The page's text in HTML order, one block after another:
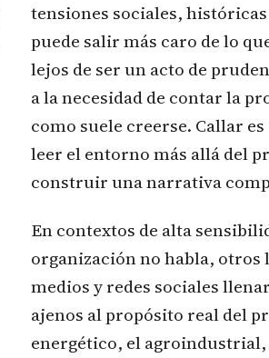
tensiones sociales,
puede salir más caro de lo
lejos de ser un acto de
a la necesidad de contar la
como suele creerse. Callar
leer el entorno más allá del
construir una narrativa
En contextos de alta
organización no habla,
medios y redes sociales
ajenos al propósito real del
energético, el